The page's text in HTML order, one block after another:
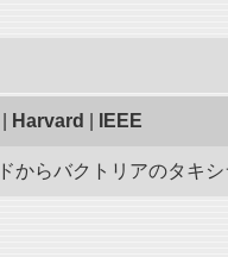
Harvard IEEE
からバクトリアのタキ